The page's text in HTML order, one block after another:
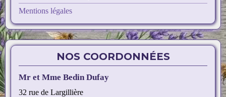
Mentions légales
NOS COORDONNÉES
Mr et Mme Bedin Dufay
32 rue de Largillière